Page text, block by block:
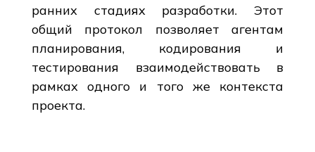
ранних стадиях разработки. Этот
общий протокол позволяет агентам
планирования, кодирования и
тестирования взаимодействовать в
рамках одного и того же контекста
проекта.